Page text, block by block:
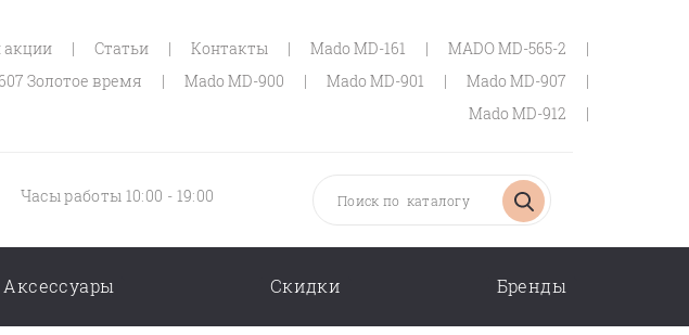
акции | Статьи | Контакты | Mado MD-161 | MADO MD-565-2
|
Золотое время | Mado MD-900 | Mado MD-901 | Mado MD-907
|
Mado MD-912
|
Часы работы 10:00 - 19:00
Аксессуары Скидки Бренды